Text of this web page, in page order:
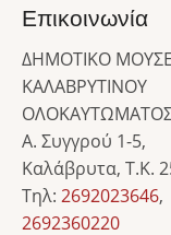
Επικοινωνία
ΔΗΜΟΤΙΚΟ
ΚΑΛΑΒΡΥΤΙΝΟΥ
Α. Συγγρού 1-5,
Καλάβρυτα, Τ.Κ.
Τηλ: 2692023646,
2692360220